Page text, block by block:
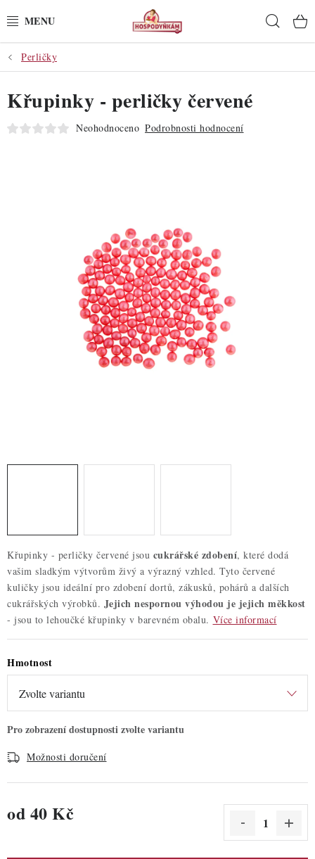
na
POTŘEBY
POMŮCKY
SUROVINY
ZDRAVÉ PEČENÍ
DÁRKOVÉ POUKAZY
NOVÉ ZBOŽÍ
Nepřevzetí zásilky na dobírku
Obchodní podmínky
Hodnocení obchodu
Blog
Moje objednávka
Podmínky ochrany osobních údajů
Perličky
Křupinky - perličky červené jsou cukrářské zdobení, které dodá
vašim sladkým výtvorům živý a výrazný vzhled. Tyto červené
kuličky jsou ideální pro zdobení dortů, zákusků, pohárů a dalších
cukrářských výrobků. Jejich nespornou výhodou je jejich měkkost
- jsou to lehoučké křupinky v barevném obalu. Více informací
Hmotnost
Možnosti doručení
od 40 Kč
Křupinky - perličky červené
Neohodnoceno Podrobnosti hodnocení